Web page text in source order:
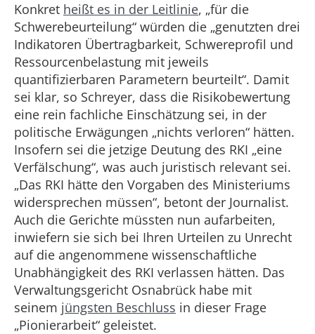
Konkret heißt es in der Leitlinie, „für die
Schwerebeurteilung“ würden die „genutzten drei
Indikatoren Übertragbarkeit, Schwereprofil und
Ressourcenbelastung mit jeweils
quantifizierbaren Parametern beurteilt“. Damit
sei klar, so Schreyer, dass die Risikobewertung
eine rein fachliche Einschätzung sei, in der
politische Erwägungen „nichts verloren“ hätten.
Insofern sei die jetzige Deutung des RKI „eine
Verfälschung“, was auch juristisch relevant sei.
„Das RKI hätte den Vorgaben des Ministeriums
widersprechen müssen“, betont der Journalist.
Auch die Gerichte müssten nun aufarbeiten,
inwiefern sie sich bei Ihren Urteilen zu Unrecht
auf die angenommene wissenschaftliche
Unabhängigkeit des RKI verlassen hätten. Das
Verwaltungsgericht Osnabrück habe mit
seinem jüngsten Beschluss in dieser Frage
„Pionierarbeit“ geleistet.